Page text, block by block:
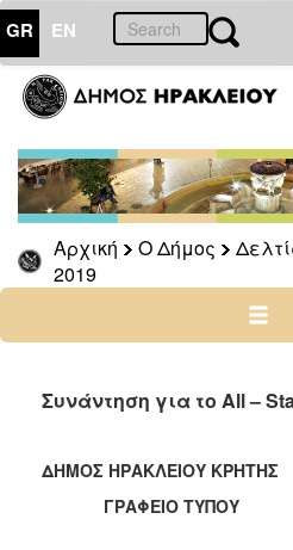
GR EN
Αρχική Ο Δήμος
2019
ΔΗΜΟΣ
Δελτία
Τύπου
Αρχείο
2026
2025
2022
2020
2019
Συνάντηση για το All –
ΔΗΜΟΣ ΗΡΑΚΛΕΙΟΥ ΚΡΗΤΗΣ
ΓΡΑΦΕΙΟ ΤΥΠΟΥ